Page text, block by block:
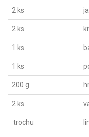
2 ks
2 ks
1 ks
1 ks
200 g
2 ks
trochu